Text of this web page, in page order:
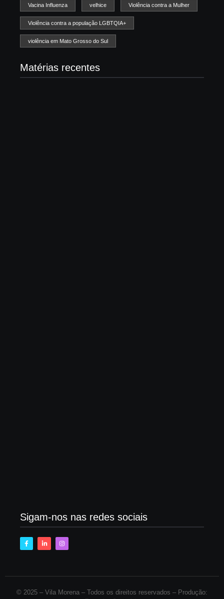
Vacina Influenza velhice Violência contra a Mulher
Violência contra a população LGBTQIA+
violência em Mato Grosso do Sul
Matérias recentes
Sigam-nos nas redes sociais
© 2025 – Vila Morena – Todos os direitos reservados – Produção: